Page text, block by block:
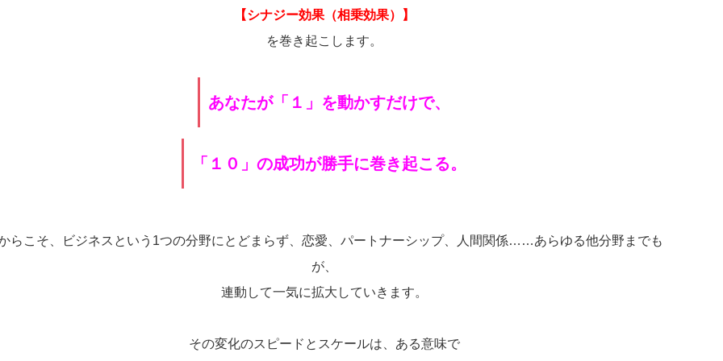
【シナジー効果（相乗効果）】
を巻き起こします。
あなたが「１」を動かすだけで、
「１０」の成功が勝手に巻き起こる。
らこそ、ビジネスという1つの分野にとどまらず、恋愛、パートナーシップ、人間関係……あらゆる他分野までも
が、
連動して一気に拡大していきます。
その変化のスピードとスケールは、ある意味で